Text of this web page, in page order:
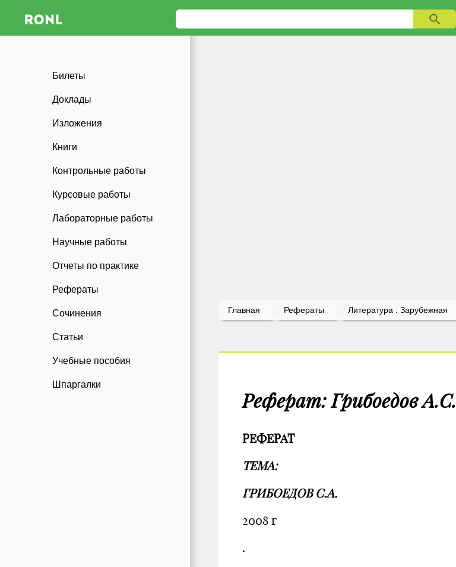
Билеты
Доклады
Изложения
Книги
Контрольные работы
Курсовые работы
Лабораторные работы
Научные работы
Отчеты по практике
Рефераты
Сочинения
Статьи
Учебные пособия
Шпаргалки
Главная Рефераты Литература : Зарубежная
Реферат: Грибоедов А.С.
РЕФЕРАТ
ТЕМА:
ГРИБОЕДОВ С.А.
2008 г
.